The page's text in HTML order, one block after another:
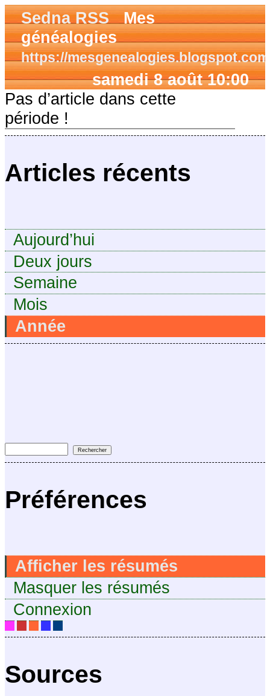
Sedna RSSMes
généalogies
https://
samedi 8 août 10:00
Articles récents
Aujourd’hui
Deux jours
Semaine
Mois
Année
Préférences
Afficher les résumés
Masquer les résumés
Connexion
Sources
Pas d’article dans cette
période !